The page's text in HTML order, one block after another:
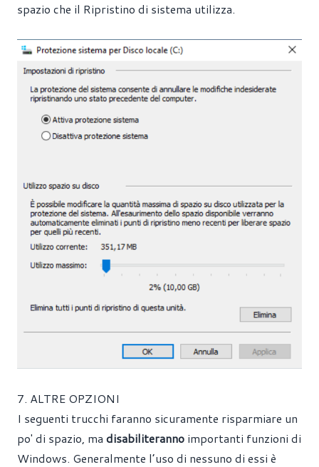
spazio che il Ripristino di sistema utilizza.
7. ALTRE OPZIONI
I seguenti trucchi faranno sicuramente risparmiare un
po' di spazio, ma disabiliteranno importanti funzioni di
Windows. Generalmente l’uso di nessuno di essi è